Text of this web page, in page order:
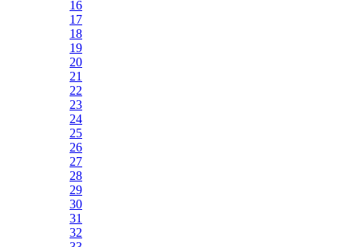
16
17
18
19
20
21
22
23
24
25
26
27
28
29
30
31
32